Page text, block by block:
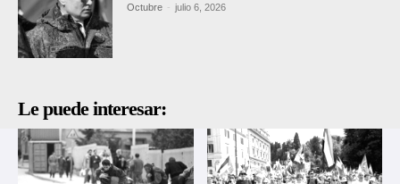
Octubre - julio 6, 2026
Le puede interesar: